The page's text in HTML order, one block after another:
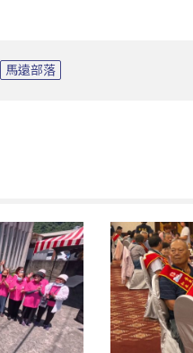
馬遠部落